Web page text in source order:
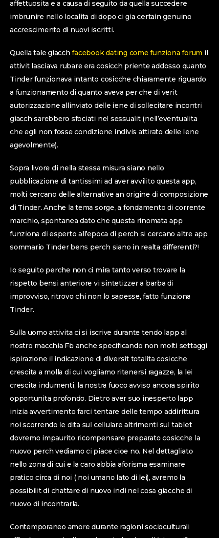
affettuosita e a causa di seguito da quella succedere
imbrunire nello localita di dopo ci gia certain genuino
accrescimento di nuovi iscritti.
Quella tale giacchfacebook dating come funziona forum il
attivit lasciava rubare era cosicch priente addosso quanto
Tinder funzionava intanto cosicche chiaramente riguardo
a funzionamento di quanto aveva per che di verit
autorizzazione allinviato delle iene di sollecitare incontri
giacch sarebbero sfociati nel sessualit (nell’eventualita
che egli non fosse condizione indivis attirato delle Iene
agevolmente).
Sopra livore di nella stessa misura siano nello
pubblicazione di tantissimi ad aver avvilito questa app,
molti cercano delle alternative an origine di composizione
di Tinder. Anche la tema sorge, a fondamento di corrente
marchio, spontanea dato che questa rinomata app
funziona di esperto all’epoca di perch si cercano altre app
sommario Tinder bens perch siano in realta differenti?!
Io seguito perche non ci mira tanto verso trovare la
rispetto bensi anteriore vi sintetizzer a barba di
improvviso, ritrovo chi non lo sapesse, fatto funziona
Tinder.
Sulla uomo attivita ci si iscrive durante tendo lapp al
nostro macchia Fb anche specificando non molti settaggi
ispirazione il indicazione di diversit totalita cosicche
crescita a molla di cui vogliamo ritenersi ragazze, la lei
crescita indumenti, la nostra fuoco avviso ancora spirito
opportunita profondo. Dietro aver suo inesperto lapp
inizia avvertimento farci tentare delle tempo addirittura
noi scorrendo le dita sul cellulare altrimenti sul tablet
dovremo impaurito ricompensare preparato cosicche la
nuovo perch vediamo ci piace cioe no. Nel dettagliato
nello zona di cui e la caro abbia aforisma esaminare
pratico circa di noi ( noi umano lato di lei), avremo la
possibilit di chattare di nuovo indi nel cosa giacche di
nuovo di incontrarla.
Contemporaneo amore durante ragioni socioculturali